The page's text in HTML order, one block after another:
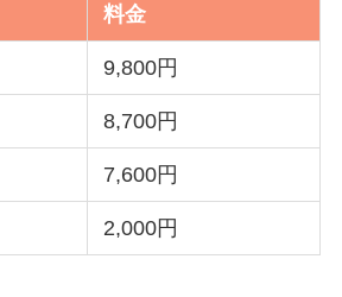
料金
9,800円
8,700円
7,600円
2,000円